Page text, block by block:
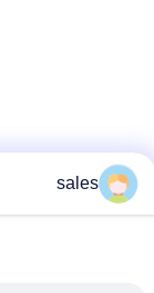
هاتف
sales